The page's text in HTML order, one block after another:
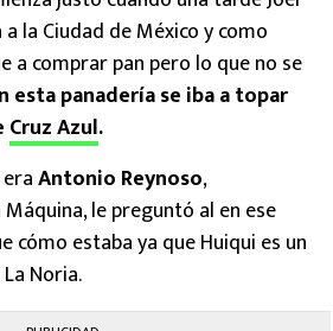
la Ciudad de México y como
a comprar pan pero lo que no se
esta panadería se iba a topar
Cruz Azul.
Antonio Reynoso,
le preguntó al en ese
cómo estaba ya que Huiqui es un
Noria.